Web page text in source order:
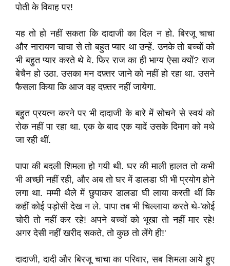
पोती के विवाह पर!
यह तो हो नहीं सकता कि दादाजी का दिल न हो. बिरजू चाचा
और नारायण चाचा से तो बहुत प्यार था उन्हें. उनके तो बच्चों को
भी बहुत प्यार करते थे वे. फिर राज का ही भाग्य ऐसा क्यों? राज
बेचैन हो उठा. उसका मन दफ़्तर जाने को नहीं हो रहा था. उसने
फैसला किया कि आज वह दफ़्तर नहीं जायेगा.
बहुत प्रयत्न करने पर भी दादाजी के बारे में सोचने से स्वयं को
रोक नहीं पा रहा था. एक के बाद एक यादें उसके दिमाग को मथे
जा रही थीं.
पापा की बदली शिमला हो गयी थी. घर की माली हालत तो कभी
भी अच्छी नहीं रही, और अब तो घर में डालडा घी भी प्रयोग होने
लगा था. मम्मी थैले में छुपाकर डालडा घी लाया करती थीं कि
कहीं कोई पड़ोसी देख न ले. पापा तब भी चिल्लाया करते थे-'कोई
चोरी तो नहीं कर रहे! अपने बच्चों को भूखा तो नहीं मार रहे!
अगर देसी नहीं खरीद सकते, तो कुछ तो लेंगे ही!'
दादाजी, दादी और बिरजू चाचा का परिवार, सब शिमला आये हुए